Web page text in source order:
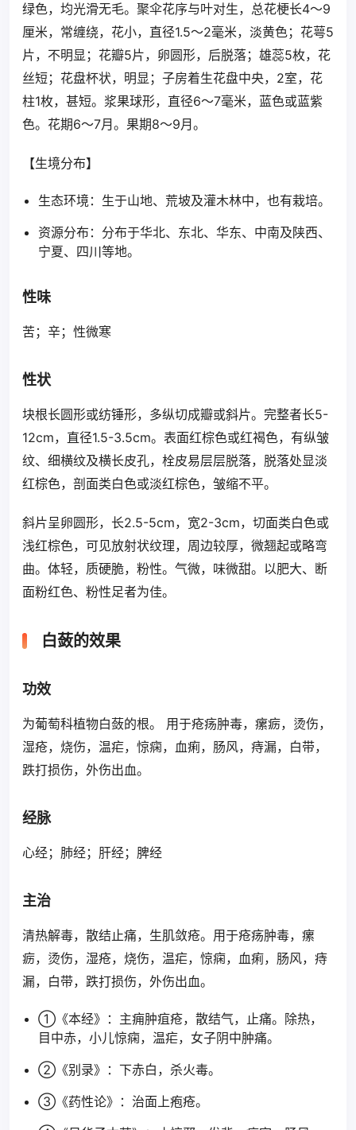
绿色，均光滑无毛。聚伞花序与叶对生，总花梗长4～9
厘米，常缠绕，花小，直径1.5～2毫米，淡黄色；花萼5
片，不明显；花瓣5片，卵圆形，后脱落；雄蕊5枚，花
丝短；花盘杯状，明显；子房着生花盘中央，2室，花
柱1枚，甚短。浆果球形，直径6～7毫米，蓝色或蓝紫
色。花期6～7月。果期8～9月。
【生境分布】
生态环境：生于山地、荒坡及灌木林中，也有栽培。
资源分布：分布于华北、东北、华东、中南及陕西、
宁夏、四川等地。
性味
苦；辛；性微寒
性状
块根长圆形或纺锤形，多纵切成瓣或斜片。完整者长5-
12cm，直径1.5-3.5cm。表面红棕色或红褐色，有纵皱
纹、细横纹及横长皮孔，栓皮易层层脱落，脱落处显淡
红棕色，剖面类白色或淡红棕色，皱缩不平。
斜片呈卵圆形，长2.5-5cm，宽2-3cm，切面类白色或
浅红棕色，可见放射状纹理，周边较厚，微翘起或略弯
曲。体轻，质硬脆，粉性。气微，味微甜。以肥大、断
面粉红色、粉性足者为佳。
白蔹的效果
功效
为葡萄科植物白蔹的根。 用于疮疡肿毒，瘰疬，烫伤，
湿疮，烧伤，温疟，惊痫，血痢，肠风，痔漏，白带，
跌打损伤，外伤出血。
经脉
心经；肺经；肝经；脾经
主治
清热解毒，散结止痛，生肌敛疮。用于疮疡肿毒，瘰
疬，烫伤，湿疮，烧伤，温疟，惊痫，血痢，肠风，痔
漏，白带，跌打损伤，外伤出血。
①《本经》：主痈肿疽疮，散结气，止痛。除热，
目中赤，小儿惊痫，温疟，女子阴中肿痛。
②《别录》：下赤白，杀火毒。
③《药性论》：治面上疱疮。